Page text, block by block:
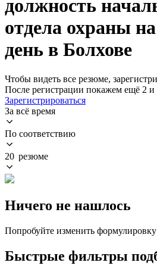
должность
отдела охраны
день в Болхове
Чтобы видеть все резюме,
После регистрации покажем ещё 2 и
Зарегистрироваться
За всё время
По соответствию
20 резюме
Ничего не нашлось
Попробуйте изменить
Быстрые фильтры